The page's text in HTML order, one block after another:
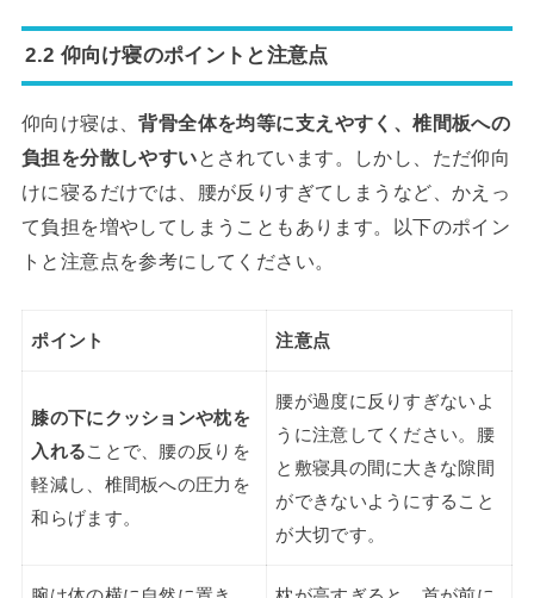
2.2 仰向け寝のポイントと注意点
仰向け寝は、背骨全体を均等に支えやすく、椎間板への
負担を分散しやすいとされています。しかし、ただ仰向
けに寝るだけでは、腰が反りすぎてしまうなど、かえっ
て負担を増やしてしまうこともあります。以下のポイン
トと注意点を参考にしてください。
ポイント 注意点
膝の下にクッションや枕を
入れることで、腰の反りを
軽減し、椎間板への圧力を
和らげます。
腰が過度に反りすぎないよ
うに注意してください。腰
と敷寝具の間に大きな隙間
ができないようにすること
が大切です。